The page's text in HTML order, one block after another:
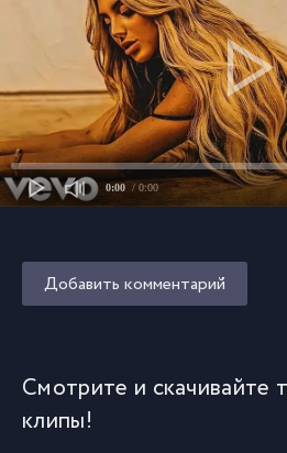
0:00 / 0:00
Добавить комментарий
Смотрите и скачивайте
клипы!